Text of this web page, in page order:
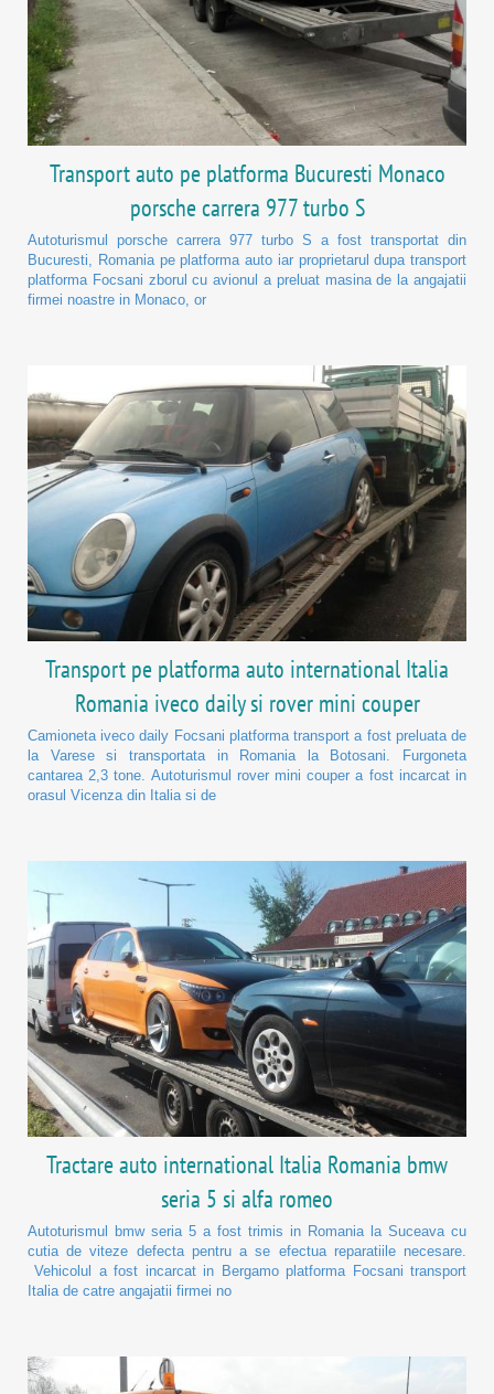
Transport auto pe platforma Bucuresti Monaco
porsche carrera 977 turbo S
Autoturismul porsche carrera 977 turbo S a fost transportat din
Bucuresti, Romania pe platforma auto iar proprietarul dupa transport
platforma Focsani zborul cu avionul a preluat masina de la angajatii
firmei noastre in Monaco, or
Transport pe platforma auto international Italia
Romania iveco daily si rover mini couper
Camioneta iveco daily Focsani platforma transport a fost preluata de
la Varese si transportata in Romania la Botosani. Furgoneta
cantarea 2,3 tone. Autoturismul rover mini couper a fost incarcat in
orasul Vicenza din Italia si de
Tractare auto international Italia Romania bmw
seria 5 si alfa romeo
Autoturismul bmw seria 5 a fost trimis in Romania la Suceava cu
cutia de viteze defecta pentru a se efectua reparatiile necesare.
Vehicolul a fost incarcat in Bergamo platforma Focsani transport
Italia de catre angajatii firmei no